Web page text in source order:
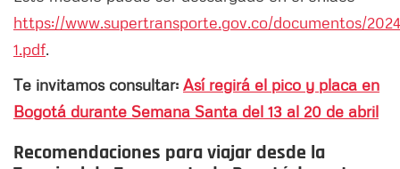
https://www.supertransporte.gov.co/documentos/
1.pdf.
Te invitamos consultar: Así regirá el pico y placa en
Bogotá durante Semana Santa del 13 al 20 de abril
Recomendaciones para viajar desde la